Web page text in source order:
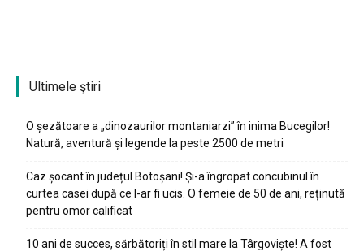
Ultimele ştiri
O șezătoare a „dinozaurilor montaniarzi” în inima Bucegilor!
Natură, aventură și legende la peste 2500 de metri
Caz șocant în județul Botoșani! Și-a îngropat concubinul în
curtea casei după ce l-ar fi ucis. O femeie de 50 de ani, reținută
pentru omor calificat
10 ani de succes, sărbătoriți în stil mare la Târgoviște! A fost